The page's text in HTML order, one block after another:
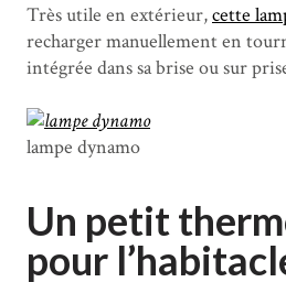
Très utile en extérieur,cette
recharger manuellement en
intégrée dans sa brise ou sur
lampe dynamo
Un petit
pour